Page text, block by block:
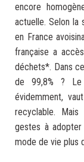
encore
actuelle. Selon la
en France
française a
déchets*. Dans
de 99,8% ?
évidemment,
recyclable.
gestes à
mode de vie plus